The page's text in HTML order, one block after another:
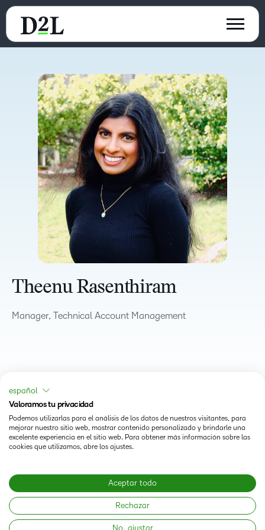
Theenu Rasenthiram
Manager, Technical Account Management
Status
Modern Slavery Statement
español
Valoramos tu privacidad
Podemos utilizarlas para el análisis de los datos de nuestros visitantes, para
mejorar nuestro sitio web, mostrar contenido personalizado y brindarle una
excelente experiencia en el sitio web. Para obtener más información sobre las
cookies que utilizamos, abre los ajustes.
Aceptar todo
Rechazar
No, ajustar